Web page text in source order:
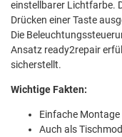
einstellbarer Lichtfarbe.
Drücken einer Taste
Die
Ansatz ready2repair
sicherstellt.
Wichtige Fakten:
Einfache
Auch als